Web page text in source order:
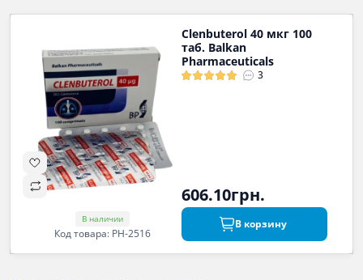
В наличии
Код товара: PH-2516
Clenbuterol 40 мкг 100
таб. Balkan
Pharmaceuticals
3
606.10грн.
В корзину